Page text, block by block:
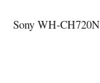
Sony WH-CH720N